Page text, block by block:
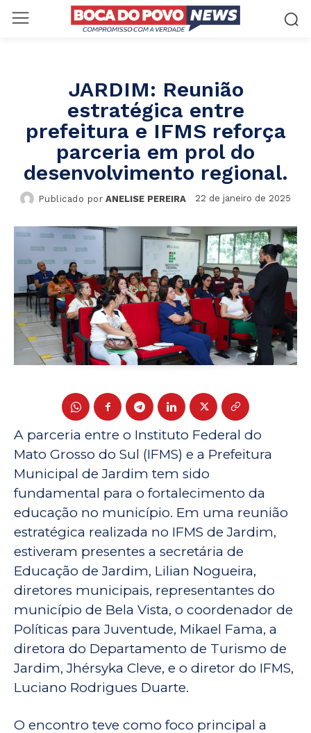
JARDIM: Reunião
estratégica entre
prefeitura e IFMS reforça
parceria em prol do
desenvolvimento regional.
Publicado por ANELISE PEREIRA 22 de janeiro de 2025
A parceria entre o Instituto Federal do
Mato Grosso do Sul (IFMS) e a Prefeitura
Municipal de Jardim tem sido
fundamental para o fortalecimento da
educação no município. Em uma reunião
estratégica realizada no IFMS de Jardim,
estiveram presentes a secretária de
Educação de Jardim, Lilian Nogueira,
diretores municipais, representantes do
município de Bela Vista, o coordenador de
Políticas para Juventude, Mikael Fama, a
diretora do Departamento de Turismo de
Jardim, Jhérsyka Cleve, e o diretor do IFMS,
Luciano Rodrigues Duarte.
O encontro teve como foco principal a